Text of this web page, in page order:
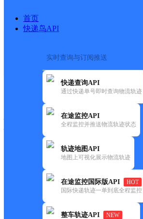
首页
快递鸟API
实时查询与订阅推送
快递查询API
通过快递单号即时查询物流轨迹
在途监控API
全程监控并推送物流轨迹状态
轨迹地图API
地图上可视化展示物流轨迹
在途监控国际版API
HOT
国际快递轨迹一单到底全程监控
整车轨迹API
NEW
快运大全
圆通
本溪县连山关镇
更新时间：2021-11-26